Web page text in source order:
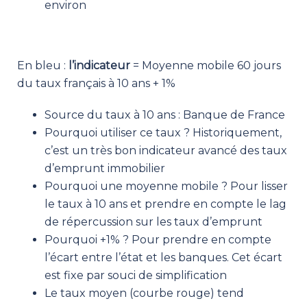
environ
En bleu : l’indicateur = Moyenne mobile 60 jours
du taux français à 10 ans + 1%
Source du taux à 10 ans : Banque de France
Pourquoi utiliser ce taux ? Historiquement,
c’est un très bon indicateur avancé des taux
d’emprunt immobilier
Pourquoi une moyenne mobile ? Pour lisser
le taux à 10 ans et prendre en compte le lag
de répercussion sur les taux d’emprunt
Pourquoi +1% ? Pour prendre en compte
l’écart entre l’état et les banques. Cet écart
est fixe par souci de simplification
Le taux moyen (courbe rouge) tend